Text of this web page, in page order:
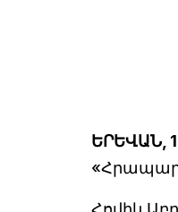
ԵՐԵՎԱՆ,